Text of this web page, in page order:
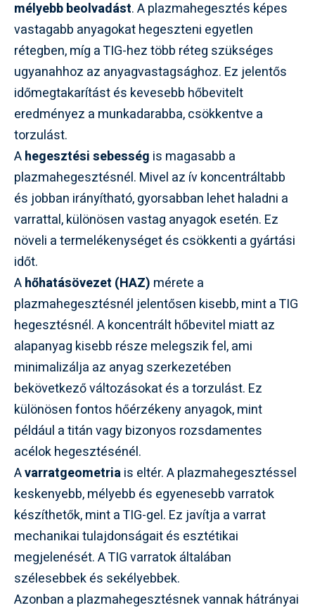
mélyebb beolvadást. A plazmahegesztés képes
vastagabb anyagokat hegeszteni egyetlen
rétegben, míg a TIG-hez több réteg szükséges
ugyanahhoz az anyagvastagsághoz. Ez jelentős
időmegtakarítást és kevesebb hőbevitelt
eredményez a munkadarabba, csökkentve a
torzulást.
Ahegesztési sebesség is magasabb a
plazmahegesztésnél. Mivel az ív koncentráltabb
és jobban irányítható, gyorsabban lehet haladni a
varrattal, különösen vastag anyagok esetén. Ez
növeli a termelékenységet és csökkenti a gyártási
időt.
Ahőhatásövezet (HAZ) mérete a
plazmahegesztésnél jelentősen kisebb, mint a TIG
hegesztésnél. A koncentrált hőbevitel miatt az
alapanyag kisebb része melegszik fel, ami
minimalizálja az anyag szerkezetében
bekövetkező változásokat és a torzulást. Ez
különösen fontos hőérzékeny anyagok, mint
például a titán vagy bizonyos rozsdamentes
acélok hegesztésénél.
Avarratgeometriais eltér. A plazmahegesztéssel
keskenyebb, mélyebb és egyenesebb varratok
készíthetők, mint a TIG-gel. Ez javítja a varrat
mechanikai tulajdonságait és esztétikai
megjelenését. A TIG varratok általában
szélesebbek és sekélyebbek.
Azonban a plazmahegesztésnek vannak hátrányai